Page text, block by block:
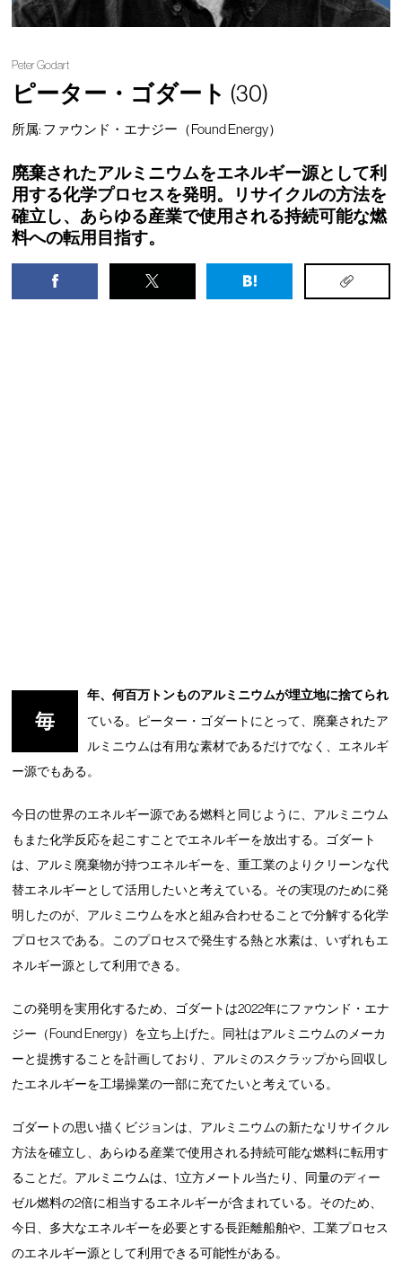
Peter Godart
ピーター・ゴダート (30)
所属: ファウンド・エナジー（Found Energy）
廃棄されたアルミニウムをエネルギー源として利
用する化学プロセスを発明。リサイクルの方法を
確立し、あらゆる産業で使用される持続可能な燃
料への転用目指す。
毎
年、何百万トンものアルミニウムが埋立地に捨てられ
ている。ピーター・ゴダートにとって、廃棄されたア
ルミニウムは有用な素材であるだけでなく、エネルギ
ー源でもある。
今日の世界のエネルギー源である燃料と同じように、アルミニウム
もまた化学反応を起こすことでエネルギーを放出する。ゴダート
は、アルミ廃棄物が持つエネルギーを、重工業のよりクリーンな代
替エネルギーとして活用したいと考えている。その実現のために発
明したのが、アルミニウムを水と組み合わせることで分解する化学
プロセスである。このプロセスで発生する熱と水素は、いずれもエ
ネルギー源として利用できる。
この発明を実用化するため、ゴダートは2022年にファウンド・エナ
ジー（Found Energy）を立ち上げた。同社はアルミニウムのメーカ
ーと提携することを計画しており、アルミのスクラップから回収し
たエネルギーを工場操業の一部に充てたいと考えている。
ゴダートの思い描くビジョンは、アルミニウムの新たなリサイクル
方法を確立し、あらゆる産業で使用される持続可能な燃料に転用す
ることだ。アルミニウムは、1立方メートル当たり、同量のディー
ゼル燃料の2倍に相当するエネルギーが含まれている。そのため、
今日、多大なエネルギーを必要とする長距離船舶や、工業プロセス
のエネルギー源として利用できる可能性がある。